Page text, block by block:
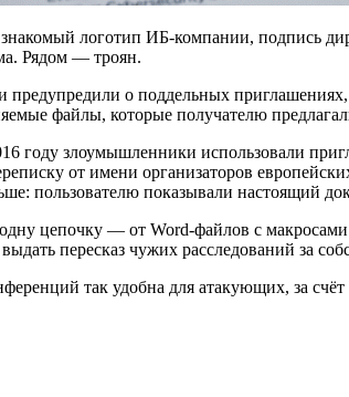
логотип ИБ-компании, подпись
Рядом — троян.
предупредили о поддельных
файлы, которые получателю
году злоумышленники использовали
от имени организаторов
пользователю показывали настоящий
цепочку — от Word-файлов с
пересказ чужих расследований за
так удобна для атакующих, за